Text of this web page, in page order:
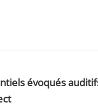
évoqués